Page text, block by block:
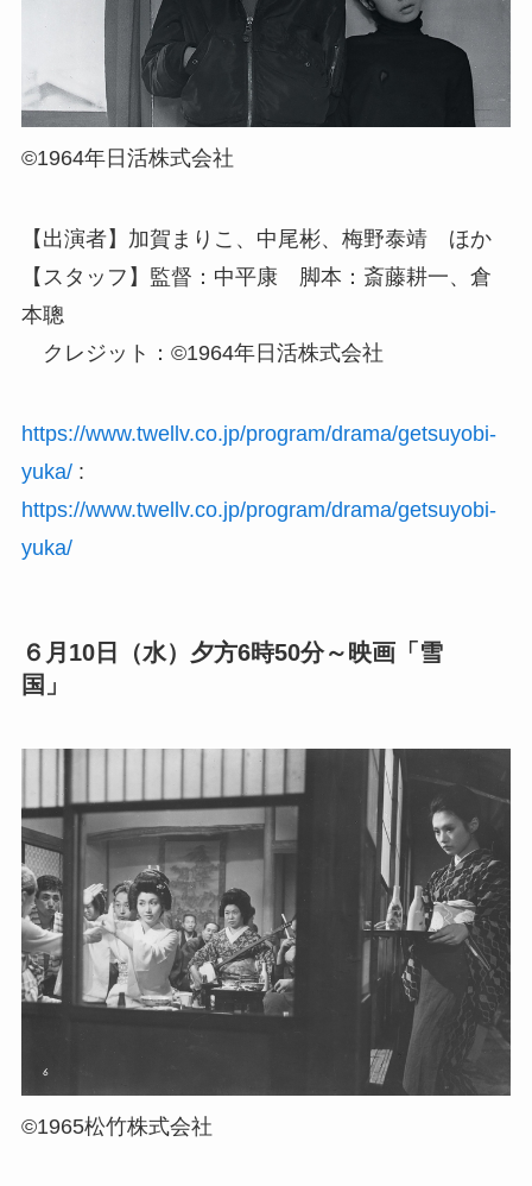
©1964年日活株式会社
【出演者】加賀まりこ、中尾彬、梅野泰靖 ほか
【スタッフ】監督：中平康 脚本：斎藤耕一、倉
本聰
クレジット：©1964年日活株式会社
https://www.twellv.co.jp/program/drama/getsuyobi-
yuka/:
https://www.twellv.co.jp/program/drama/getsuyobi-
yuka/
６月10日（水）夕方6時50分～映画「雪
国」
©1965松竹株式会社